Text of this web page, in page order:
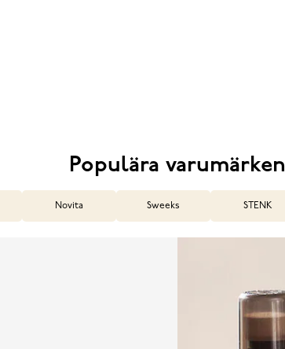
Populära varumärken
Novita Sweeks STENK